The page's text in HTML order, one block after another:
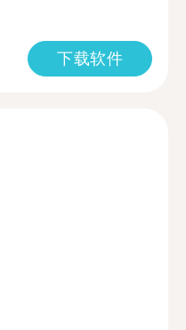
下载软件